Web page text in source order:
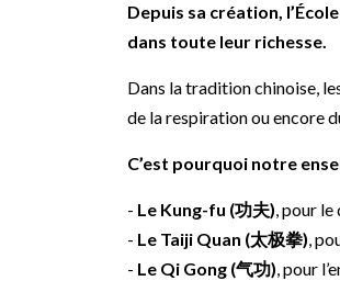
Depuis sa création,
dans toute leur richesse.
Dans la tradition chinoise,
de la respiration ou encore
C’est pourquoi notre
- Le Kung-fu (功夫), pour
- Le Taiji Quan (太极拳),
- Le Qi Gong (气功), pour